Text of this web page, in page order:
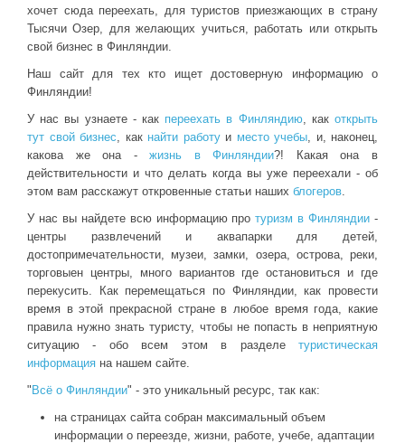
хочет сюда переехать, для туристов приезжающих в страну
Тысячи Озер, для желающих учиться, работать или открыть
свой бизнес в Финляндии.
Наш сайт для тех кто ищет достоверную информацию о
Финляндии!
У нас вы узнаете - как переехать в Финляндию, какоткрыть
тут свой бизнес, как найти работуи место учебы, и, наконец,
какова же она -жизнь в Финляндии?! Какая она в
действительности и что делать когда вы уже переехали - об
этом вам расскажут откровенные статьи наших блогеров.
У нас вы найдете всю информацию протуризм в Финляндии -
центры развлечений и аквапарки для детей,
достопримечательности, музеи, замки, озера, острова, реки,
торговыен центры, много вариантов где остановиться и где
перекусить. Как перемещаться по Финляндии, как провести
время в этой прекрасной стране в любое время года, какие
правила нужно знать туристу, чтобы не попасть в неприятную
ситуацию - обо всем этом в разделе туристическая
информация на нашем сайте.
" Всё о Финляндии" - это уникальный ресурс, так как:
на страницах сайта собран максимальный объем
информации о переезде, жизни, работе, учебе, адаптации